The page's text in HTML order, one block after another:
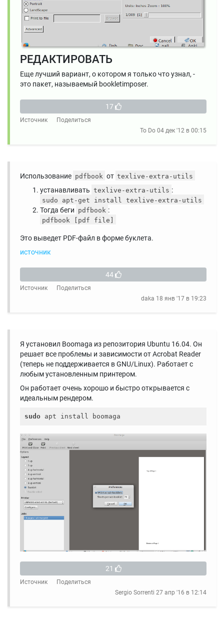
РЕДАКТИРОВАТЬ
Еще лучший вариант, о котором я только что узнал, -
это пакет, называемый bookletimposer.
17
Источник
Поделиться
To Do 04 дек '12 в 00:15
Использование pdfbook от texlive-extra-utils
устанавливать texlive-extra-utils :
sudo apt-get install texlive-extra-utils
Тогда беги pdfbook :
pdfbook [pdf file]
Это выведет PDF-файл в форме буклета.
источник
44
Источник
Поделиться
daka 18 янв '17 в 19:23
Я установил Boomaga из репозитория Ubuntu 16.04. Он
решает все проблемы и зависимости от Acrobat Reader
(теперь не поддерживается в GNU/Linux). Работает с
любым установленным принтером.
Он работает очень хорошо и быстро открывается с
идеальным рендером.
sudo
21
Источник
Поделиться
Sergio Sorrenti 27 апр '16 в 12:14